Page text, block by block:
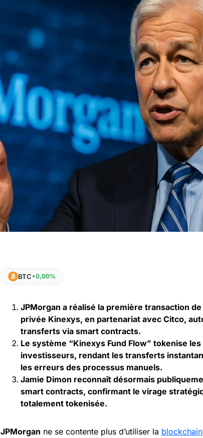
BTC+0,00%
JPMorgan a réalisé la première transaction
privée Kinexys, en partenariat avec Citco,
transferts via smart contracts.
Le système “Kinexys Fund Flow” tokenise
investisseurs, rendant les transferts
les erreurs des processus manuels.
Jamie Dimon reconnaît désormais
smart contracts, confirmant le virage
totalement tokenisée.
JPMorgan ne se contente plus d’utiliser la blockchain